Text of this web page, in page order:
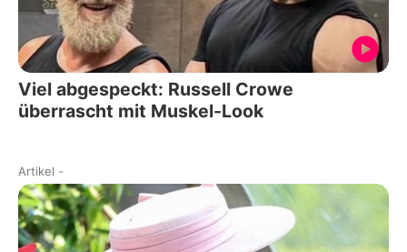
Viel abgespeckt: Russell Crowe
überrascht mit Muskel-Look
Artikel -